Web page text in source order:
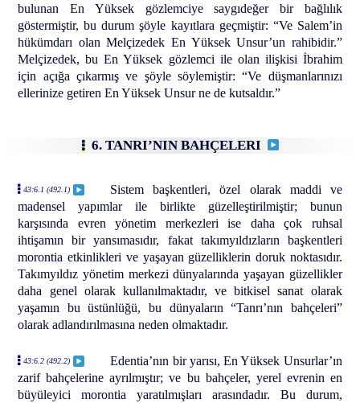
bulunan En Yüksek gözlemciye saygıdeğer bir bağlılık
göstermiştir, bu durum şöyle kayıtlara geçmiştir: “Ve Salem’in
hükümdarı olan Melçizedek En Yüksek Unsur’un rahibidir.”
Melçizedek, bu En Yüksek gözlemci ile olan ilişkisi İbrahim
için açığa çıkarmış ve şöyle söylemiştir: “Ve düşmanlarınızı
ellerinize getiren En Yüksek Unsur ne de kutsaldır.”
6. TANRI’NIN BAHÇELERI
43:6.1 (492.1)
Sistem başkentleri, özel olarak maddi ve
madensel yapımlar ile birlikte güzelleştirilmiştir; bunun
karşısında evren yönetim merkezleri ise daha çok ruhsal
ihtişamın bir yansımasıdır, fakat takımyıldızların başkentleri
morontia etkinlikleri ve yaşayan güzelliklerin doruk noktasıdır.
Takımyıldız yönetim merkezi dünyalarında yaşayan güzellikler
daha genel olarak kullanılmaktadır, ve bitkisel sanat olarak
yaşamın bu üstünlüğü, bu dünyaların “Tanrı’nın bahçeleri”
olarak adlandırılmasına neden olmaktadır.
43:6.2 (492.2)
Edentia’nın bir yarısı, En Yüksek Unsurlar’ın
zarif bahçelerine ayrılmıştır; ve bu bahçeler, yerel evrenin en
büyüleyici morontia yaratılmışları arasındadır. Bu durum,